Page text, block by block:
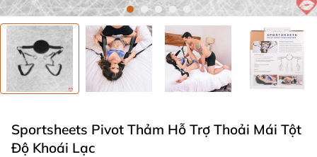
Sportsheets Pivot Thảm Hỗ Trợ Thoải Mái Tột
Độ Khoái Lạc